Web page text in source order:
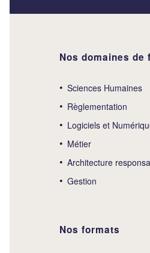
Nos domaines de
Sciences Humaines
Règlementation
Logiciels et
Métier
Architecture
Gestion
Nos formats